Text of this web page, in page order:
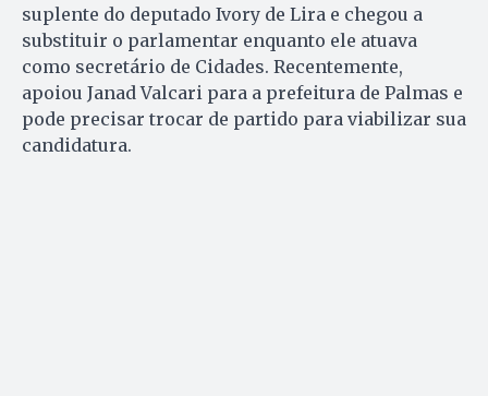
suplente do deputado Ivory de Lira e chegou a
substituir o parlamentar enquanto ele atuava
como secretário de Cidades. Recentemente,
apoiou Janad Valcari para a prefeitura de Palmas e
pode precisar trocar de partido para viabilizar sua
candidatura.